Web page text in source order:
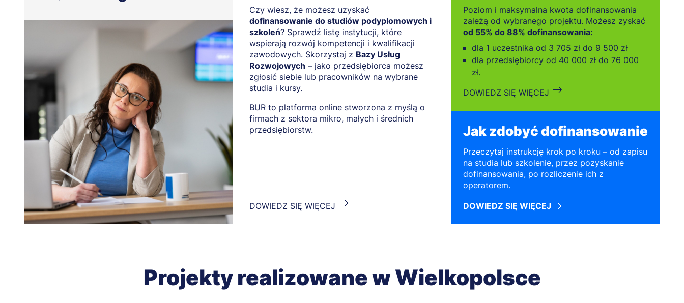
Czy wiesz, że możesz uzyskać
dofinansowanie do studiów podyplomowych i
szkoleń? Sprawdź listę instytucji, które
wspierają rozwój kompetencji i kwalifikacji
zawodowych. Skorzystaj z Bazy Usług
Rozwojowych – jako przedsiębiorca możesz
zgłosić siebie lub pracowników na wybrane
studia i kursy.
BUR to platforma online stworzona z myślą o
firmach z sektora mikro, małych i średnich
przedsiębiorstw.
DOWIEDZ SIĘ WIĘCEJ
Poziom i maksymalna kwota dofinansowania
zależą od wybranego projektu. Możesz zyskać
od 55% do 88% dofinansowania:
dla 1 uczestnika od 3 705 zł do 9 500 zł
dla przedsiębiorcy od 40 000 zł do 76 000
zł.
DOWIEDZ SIĘ WIĘCEJ
Jak zdobyć dofinansowanie
Przeczytaj instrukcję krok po kroku – od zapisu
na studia lub szkolenie, przez pozyskanie
dofinansowania, po rozliczenie ich z
operatorem.
DOWIEDZ SIĘ WIĘCEJ
Projekty realizowane w Wielkopolsce